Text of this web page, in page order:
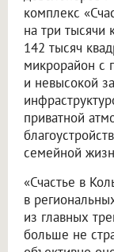
комплекс
на три тысячи
142 тысяч
микрорайон с
и невысокой
приватной
семейной
«Счастье в
в
из главных
больше не